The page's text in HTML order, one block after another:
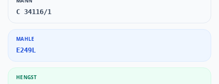
C 34116/1
MAHLE
E249L
HENGST